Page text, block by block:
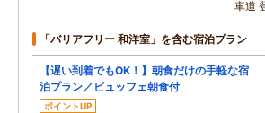
車道
「バリアフリー 和洋室」を含む宿泊プラン
【遅い到着でもOK！】朝食だけの手軽な宿
泊プラン／ビュッフェ朝食付
ポイントUP